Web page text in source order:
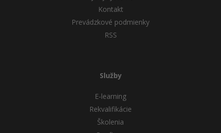
Kontakt
Prevádzkové podmienky
RSS
Služby
E-learning
Rekvalifikácie
Školenia